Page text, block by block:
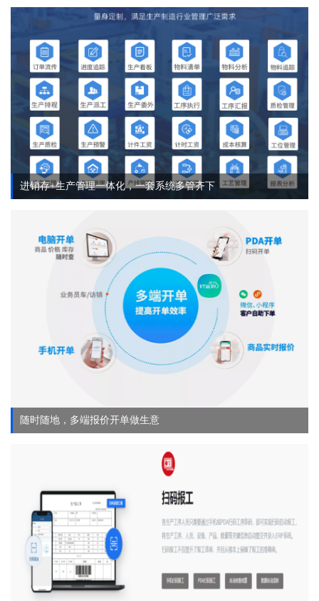
进销存+生产管理一体化，一套系统多管齐下
随时随地，多端报价开单做生意